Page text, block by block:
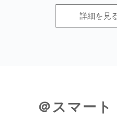
詳細を見
＠スマー